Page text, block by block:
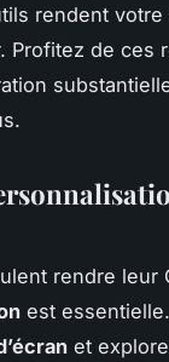
rendent
Profitez de ces
rendre leur
est
et